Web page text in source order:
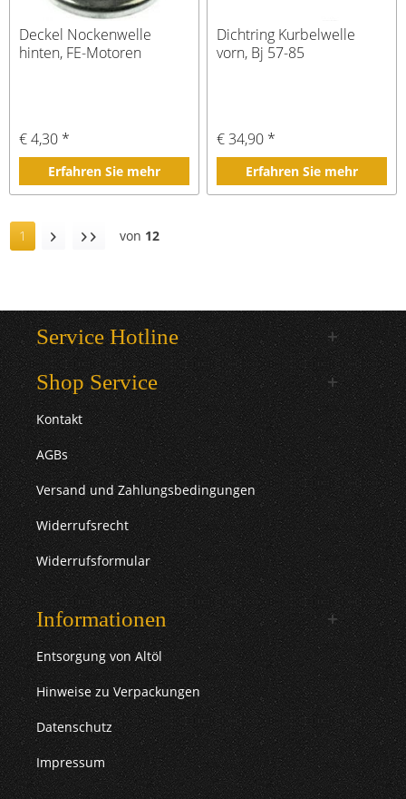
Deckel Nockenwelle
hinten, FE-Motoren
€ 4,30 *
Erfahren Sie mehr
Dichtring Kurbelwelle
vorn, Bj 57-85
€ 34,90 *
Erfahren Sie mehr
1 von 12
Service Hotline
Shop Service
Kontakt
AGBs
Versand und Zahlungsbedingungen
Widerrufsrecht
Widerrufsformular
Informationen
Entsorgung von Altöl
Hinweise zu Verpackungen
Datenschutz
Impressum